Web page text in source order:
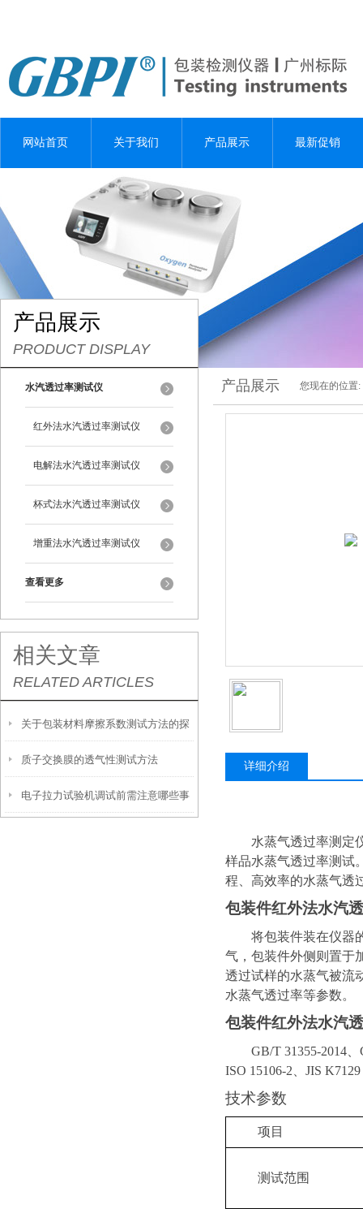
网站首页 关于我们 产品展示 最新促销
产品展示
PRODUCT DISPLAY
水汽透过率测试仪
红外法水汽透过率测试仪
电解法水汽透过率测试仪
杯式法水汽透过率测试仪
增重法水汽透过率测试仪
查看更多
相关文章
RELATED ARTICLES
关于包装材料摩擦系数测试方法的探
讨
质子交换膜的透气性测试方法
电子拉力试验机调试前需注意哪些事
产品展示 您现在的位置:
详细介绍
水蒸气透过率测定
样品水蒸气透过率测试
程、高效率的水蒸气透
包装件红外法水汽
将包装件装在仪器
气，包装件外侧则置于
透过试样的水蒸气被流
水蒸气透过率等参数。
包装件红外法水汽
GB/T 31355-2014
ISO 15106-2、JIS K7129
技术参数
项目
测试范围